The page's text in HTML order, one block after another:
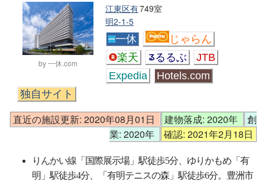
by 一休.com
749室
江東区有
明2-1-5
一休
じゃらん
楽天
るるぶ
JTB
Expedia
Hotels.com
独自サイト
直近の施設更新: 2020年08月01日 建物落成: 2020年
創
業: 2020年
確認: 2021年2月18日
りんかい線「国際展示場」駅徒歩5分、ゆりかもめ「有
明」駅徒歩4分、「有明テニスの森」駅徒歩6分。豊洲市